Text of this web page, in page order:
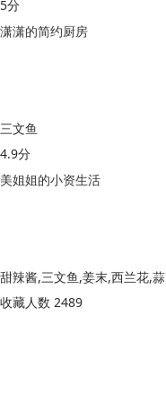
5分
潇潇的简约厨房
三文鱼
4.9分
美姐姐的小资生活
甜辣酱,三文鱼,姜末,西兰花,蒜
收藏人数 2489